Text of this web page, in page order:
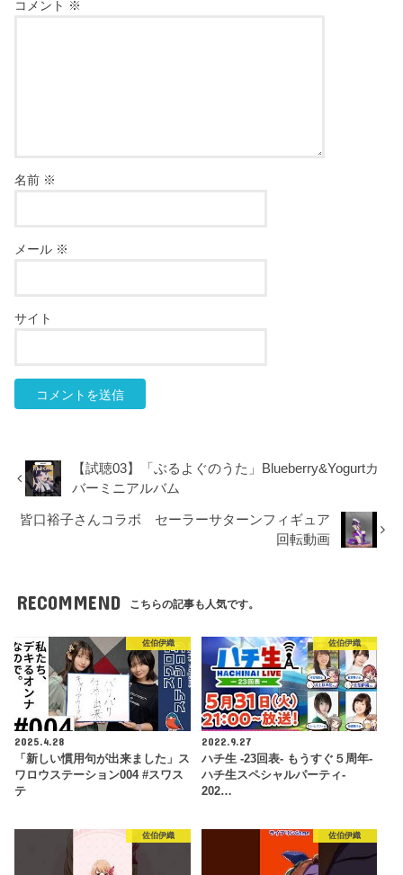
コメント ※
名前 ※
メール ※
サイト
【試聴03】「ぶるよぐのうた」Blueberry&Yogurtカ
バーミニアルバム
皆口裕子さんコラボ セーラーサターンフィギュア
回転動画
RECOMMEND こちらの記事も人気です。
佐伯伊織
2025.4.28
「新しい慣用句が出来ました」ス
ワロウステーション004 #スワス
テ
佐伯伊織
2022.9.27
ハチ生 -23回表- もうすぐ５周年-
ハチ生スペシャルパーティ-
202…
佐伯伊織 佐伯伊織